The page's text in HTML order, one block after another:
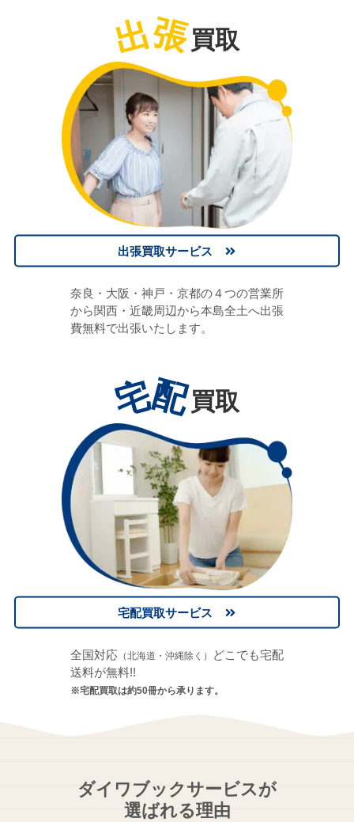
出張買取
出張買取サービス
奈良・大阪・神戸・京都の４つの営業所
から関西・近畿周辺から本島全土へ出張
費無料で出張いたします。
宅配買取
宅配買取サービス
全国対応 （北海道・沖縄除く）
どこでも宅配
送料が無料!!
※宅配買取は約50冊から承ります。
ダイワブックサービスが
選ばれる理由